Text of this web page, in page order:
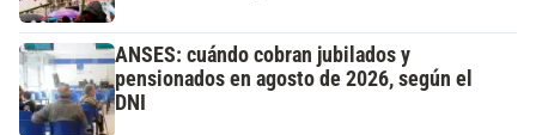
ANSES: cuándo cobran jubilados y
pensionados en agosto de 2026, según el
DNI